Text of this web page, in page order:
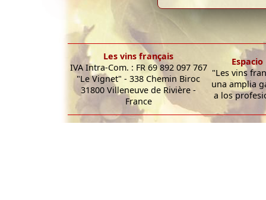
Les vins français
IVA Intra-Com. : FR 69 892 097 767
"Le Vignet" - 338 Chemin Biroc
31800 Villeneuve de Rivière -
France
"Les vins
una amplia
a los